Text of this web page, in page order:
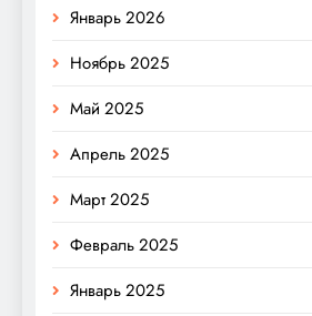
Январь 2026
Ноябрь 2025
Май 2025
Апрель 2025
Март 2025
Февраль 2025
Январь 2025